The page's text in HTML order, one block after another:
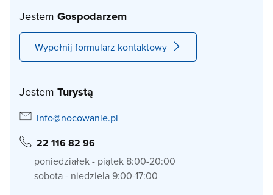
Jestem Gospodarzem
Wypełnij formularz kontaktowy
Jestem Turystą
info@nocowanie.pl
22 116 82 96
poniedziałek - piątek 8:00-20:00
sobota - niedziela 9:00-17:00